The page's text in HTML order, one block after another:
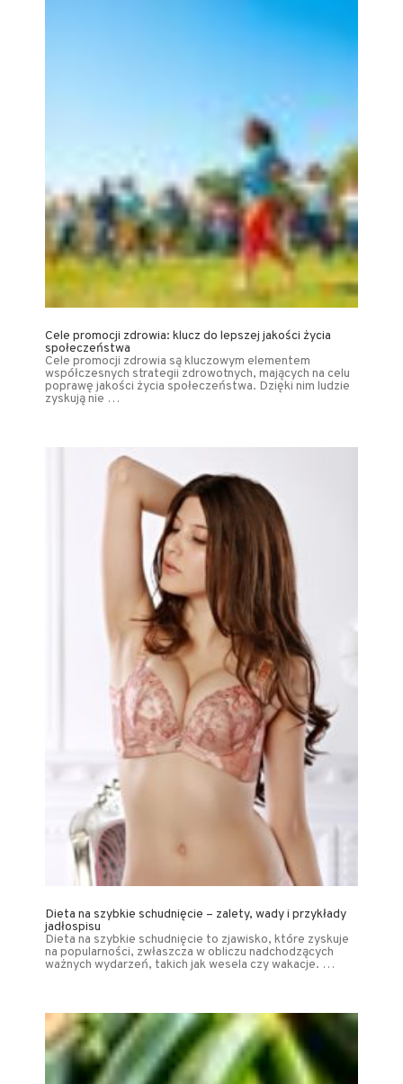
Cele promocji zdrowia: klucz do lepszej jakości życia
społeczeństwa
Cele promocji zdrowia są kluczowym elementem
współczesnych strategii zdrowotnych, mających na celu
poprawę jakości życia społeczeństwa. Dzięki nim ludzie
zyskują nie …
Dieta na szybkie schudnięcie – zalety, wady i przykłady
jadłospisu
Dieta na szybkie schudnięcie to zjawisko, które zyskuje
na popularności, zwłaszcza w obliczu nadchodzących
ważnych wydarzeń, takich jak wesela czy wakacje. …